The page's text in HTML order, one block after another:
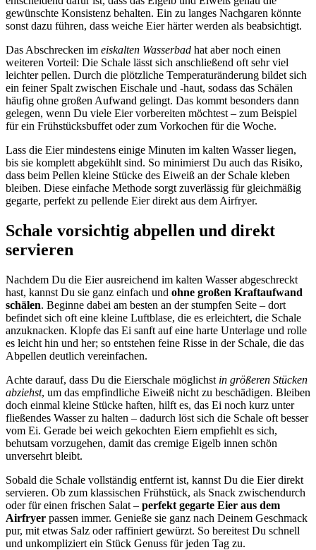
gewünschte Konsistenz behalten. Ein zu langes Nachgaren könnte
sonst dazu führen, dass weiche Eier härter werden als beabsichtigt.
Das Abschrecken im eiskalten Wasserbad hat aber noch einen
weiteren Vorteil: Die Schale lässt sich anschließend oft sehr viel
leichter pellen. Durch die plötzliche Temperaturänderung bildet sich
ein feiner Spalt zwischen Eischale und -haut, sodass das Schälen
häufig ohne großen Aufwand gelingt. Das kommt besonders dann
gelegen, wenn Du viele Eier vorbereiten möchtest – zum Beispiel
für ein Frühstücksbuffet oder zum Vorkochen für die Woche.
Lass die Eier mindestens einige Minuten im kalten Wasser liegen,
bis sie komplett abgekühlt sind. So minimierst Du auch das Risiko,
dass beim Pellen kleine Stücke des Eiweiß an der Schale kleben
bleiben. Diese einfache Methode sorgt zuverlässig für gleichmäßig
gegarte, perfekt zu pellende Eier direkt aus dem Airfryer.
Schale vorsichtig abpellen und direkt
servieren
Nachdem Du die Eier ausreichend im kalten Wasser abgeschreckt
hast, kannst Du sie ganz einfach und ohne großen Kraftaufwand
schälen. Beginne dabei am besten an der stumpfen Seite – dort
befindet sich oft eine kleine Luftblase, die es erleichtert, die Schale
anzuknacken. Klopfe das Ei sanft auf eine harte Unterlage und rolle
es leicht hin und her; so entstehen feine Risse in der Schale, die das
Abpellen deutlich vereinfachen.
Achte darauf, dass Du die Eierschale möglichst in größeren Stücken
abziehst, um das empfindliche Eiweiß nicht zu beschädigen. Bleiben
doch einmal kleine Stücke haften, hilft es, das Ei noch kurz unter
fließendes Wasser zu halten – dadurch löst sich die Schale oft besser
vom Ei. Gerade bei weich gekochten Eiern empfiehlt es sich,
behutsam vorzugehen, damit das cremige Eigelb innen schön
unversehrt bleibt.
Sobald die Schale vollständig entfernt ist, kannst Du die Eier direkt
servieren. Ob zum klassischen Frühstück, als Snack zwischendurch
oder für einen frischen Salat – perfekt gegarte Eier aus dem
Airfryer passen immer. Genieße sie ganz nach Deinem Geschmack
pur, mit etwas Salz oder raffiniert gewürzt. So bereitest Du schnell
und unkompliziert ein Stück Genuss für jeden Tag zu.